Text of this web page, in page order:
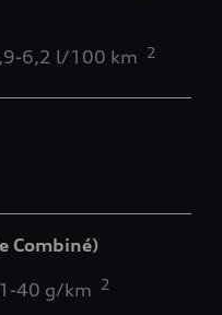
6,2 l/100 km 2
Combiné)
40 g/km 2